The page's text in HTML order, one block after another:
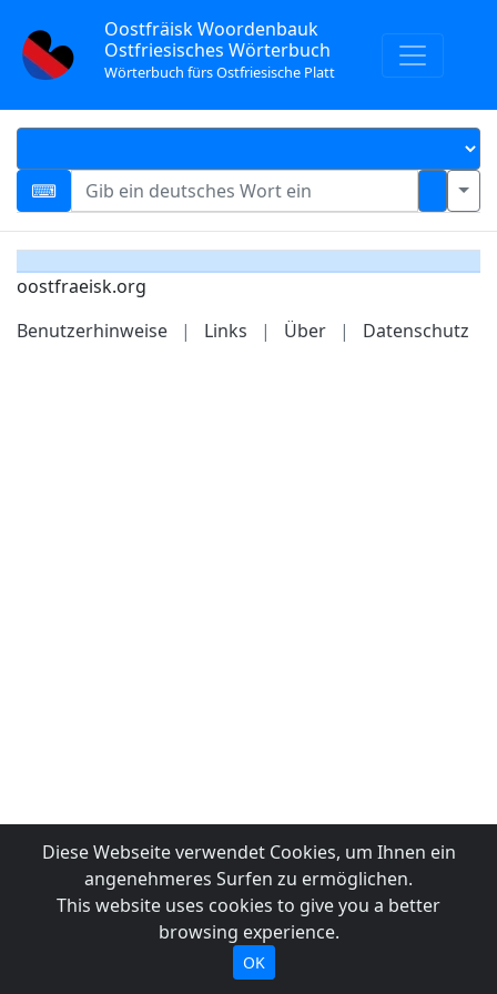
Oostfräisk Woordenbauk
Ostfriesisches Wörterbuch
Wörterbuch fürs Ostfriesische Platt
oostfraeisk.org
Benutzerhinweise
| Links | Über | Datenschutz
Diese Webseite verwendet Cookies, um Ihnen ein
angenehmeres Surfen zu ermöglichen.
This website uses cookies to give you a better
browsing experience.
OK